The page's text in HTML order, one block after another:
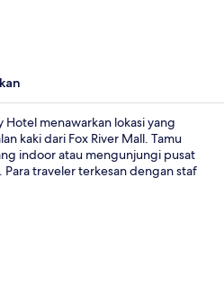
Hotel menawarkan lokasi yang
kaki dari Fox River Mall. Tamu
indoor atau mengunjungi pusat
traveler terkesan dengan staf